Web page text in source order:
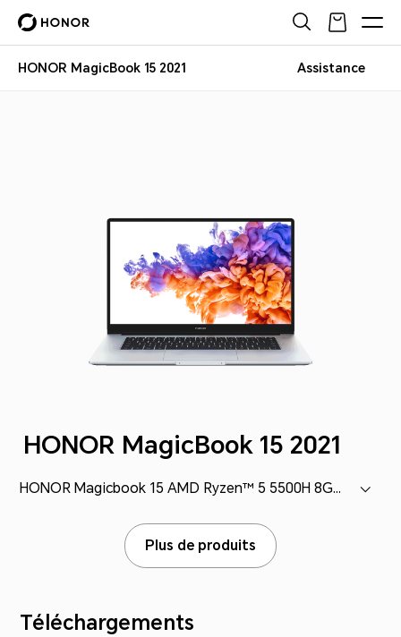
HONOR MagicBook 15 2021 Assistance
HONOR MagicBook 15 2021
HONOR Magicbook 15 AMD Ryzen™ 5 5500H 8GB+512GB (BMH-WDQ9HN)
Plus de produits
Téléchargements